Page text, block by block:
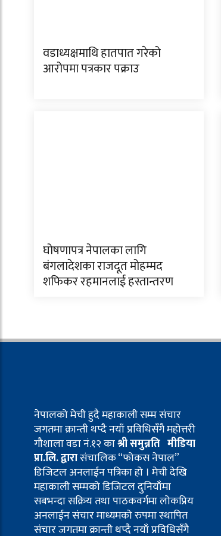
वडाध्यक्षमाथि हातपात गरेको
आरोपमा पत्रकार पक्राउ
घोषणापत्र नेपालका लागि
बंगलादेशका राजदूत मोहम्मद
शफिकर रहमानलाई हस्तान्तरण
नेपालको मेची हुदै महाकाली सम्म संचार
जगतमा क्रान्ती थप्दै नयाँ प्रविधिसँगै महोत्तरी
गौशाला वडा नं.१२ काश्री समुन्नति मीडिया
प्रा.लि. द्वारासंचालिक “फोकस नेपाल”
डिजिटल अनलाईन पत्रिका हो । मेची देखि
महाकाली सम्मको डिजिटल दुनियाँमा
सबभन्दा सक्रिय तथा पाठकवर्गमा लोकप्रिय
अनलाईन संचार माध्यमको रुपमा स्थापित
संचार जगतमा क्रान्ती थप्दै नयाँ प्रविधिसँगै